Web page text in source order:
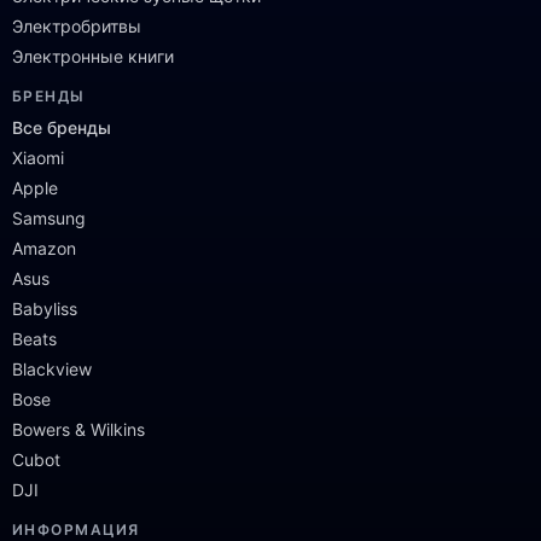
Электробритвы
Электронные книги
БРЕНДЫ
Все бренды
Xiaomi
Apple
Samsung
Amazon
Asus
Babyliss
Beats
Blackview
Bose
Bowers & Wilkins
Cubot
DJI
ИНФОРМАЦИЯ